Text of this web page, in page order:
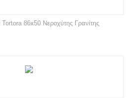
86x50 Νεροχύτης Γρανίτης